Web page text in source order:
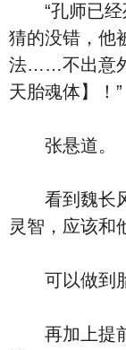
“孔师已经
猜的没错，他
法……不出意
天胎魂体】！”
张悬道。
看到魏长风
灵智，应该和
可以做到胎
再加上提前